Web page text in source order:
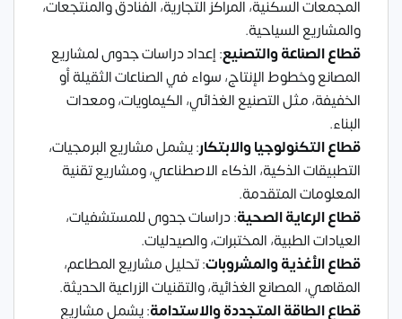
المجمعات السكنية، المراكز التجارية، الفنادق والمنتجعات،
والمشاريع السياحية.
قطاع الصناعة والتصنيع: إعداد دراسات جدوى لمشاريع
المصانع وخطوط الإنتاج، سواء في الصناعات الثقيلة أو
الخفيفة، مثل التصنيع الغذائي، الكيماويات، ومعدات
البناء.
قطاع التكنولوجيا والابتكار: يشمل مشاريع البرمجيات،
التطبيقات الذكية، الذكاء الاصطناعي، ومشاريع تقنية
المعلومات المتقدمة.
قطاع الرعاية الصحية: دراسات جدوى للمستشفيات،
العيادات الطبية، المختبرات، والصيدليات.
قطاع الأغذية والمشروبات: تحليل مشاريع المطاعم،
المقاهي، المصانع الغذائية، والتقنيات الزراعية الحديثة.
قطاع الطاقة المتجددة والاستدامة: يشمل مشاريع